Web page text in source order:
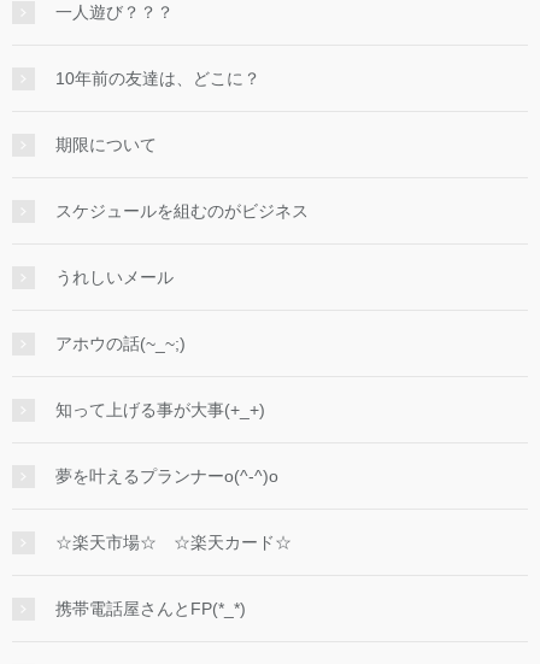
一人遊び？？？
10年前の友達は、どこに？
期限について
スケジュールを組むのがビジネス
うれしいメール
アホウの話(~_~;)
知って上げる事が大事(+_+)
夢を叶えるプランナーo(^-^)o
☆楽天市場☆ ☆楽天カード☆
携帯電話屋さんとFP(*_*)